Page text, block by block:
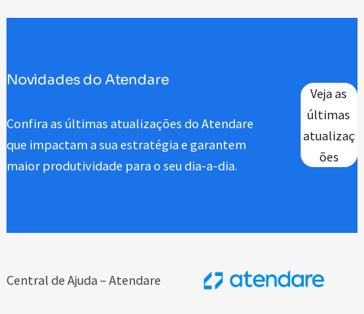
Novidades do Atendare
Confira as últimas atualizações do Atendare
que impactam a sua estratégia e garantem
maior produtividade para o seu dia-a-dia.
Veja as
últimas
atualizaç
ões
Central de Ajuda – Atendare